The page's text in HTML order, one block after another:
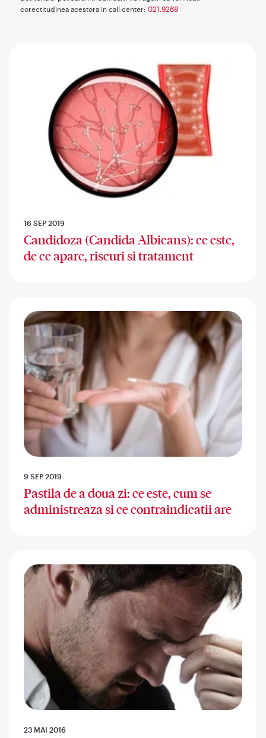
corectitudinea acestora in call center: 021.9268
16 SEP 2019
Candidoza (Candida Albicans): ce este,
de ce apare, riscuri si tratament
9 SEP 2019
Pastila de a doua zi: ce este, cum se
administreaza si ce contraindicatii are
23 MAI 2016